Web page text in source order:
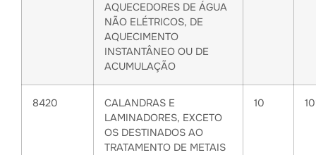
AQUECEDORES DE ÁGUA
NÃO ELÉTRICOS, DE
AQUECIMENTO
INSTANTÂNEO OU DE
ACUMULAÇÃO
8420
CALANDRAS E
LAMINADORES, EXCETO
OS DESTINADOS AO
TRATAMENTO DE METAIS
10